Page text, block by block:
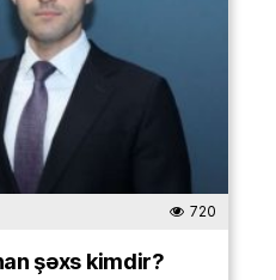
720
şəxs kimdir?